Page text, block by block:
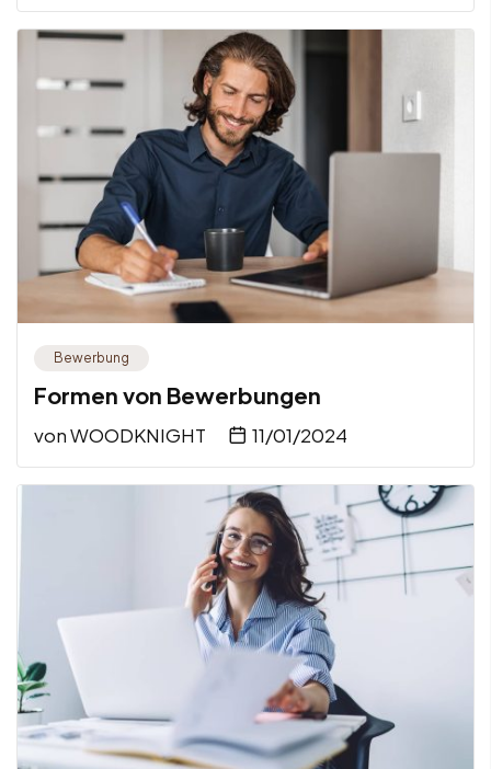
Bewerbung
Formen von Bewerbungen
vonWOODKNIGHT 11/01/2024